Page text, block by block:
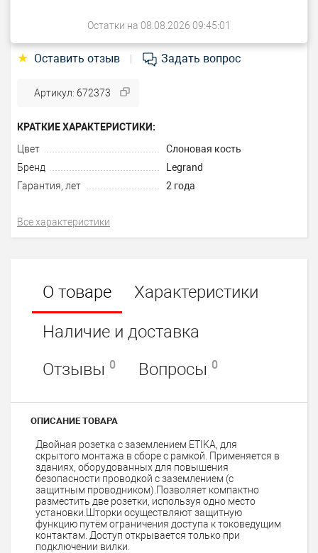
Остатки на 08.08.2026 09:45:01
★ Оставить отзыв Задать вопрос
Артикул: 672373
КРАТКИЕ ХАРАКТЕРИСТИКИ:
Цвет
Слоновая кость
Бренд
Legrand
Гарантия, лет
2 года
Все характеристики
О товаре
Характеристики
Наличие и доставка
Отзывы 0 Вопросы 0
ОПИСАНИЕ ТОВАРА
Двойная розетка с заземлением ETIKA, для
скрытого монтажа в сборе с рамкой. Применяется в
зданиях, оборудованных для повышения
безопасности проводкой с заземлением (с
защитным проводником).Позволяет компактно
разместить две розетки, используя одно место
установки.Шторки осуществляют защитную
функцию путём ограничения доступа к токоведущим
контактам. Доступ открывается только при
подключении вилки.